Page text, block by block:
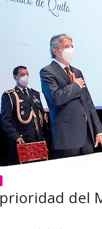
del
pasar con tu
permanece
sin usar?